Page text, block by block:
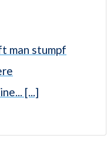
man stumpf
[...]